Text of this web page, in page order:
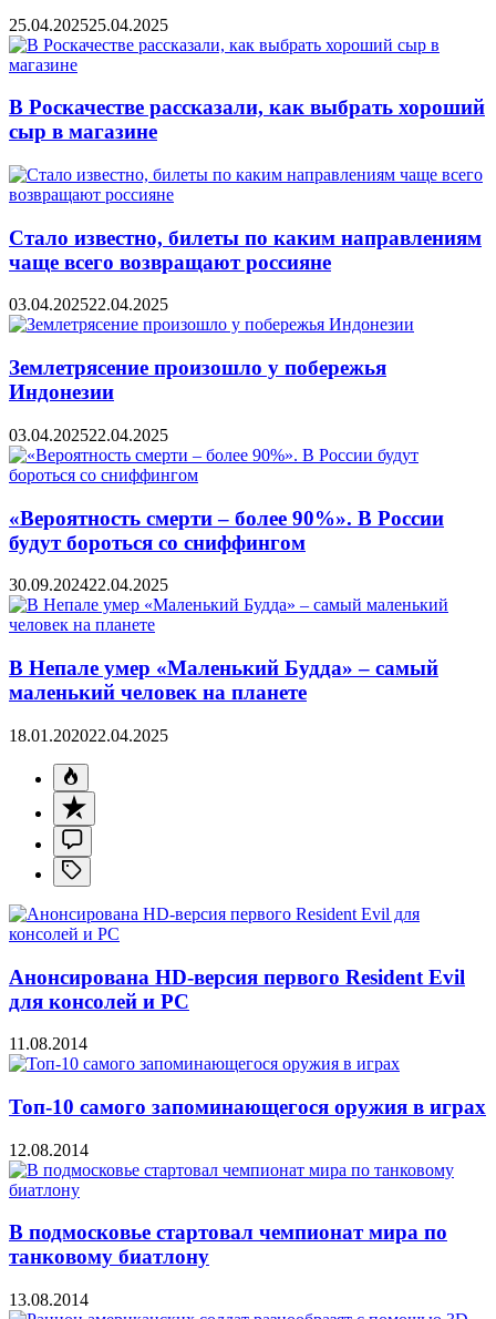
25.04.202525.04.2025
В Роскачестве рассказали, как выбрать хороший
сыр в магазине
Стало известно, билеты по каким направлениям
чаще всего возвращают россияне
03.04.202522.04.2025
Землетрясение произошло у побережья
Индонезии
03.04.202522.04.2025
«Вероятность смерти – более 90%». В России
будут бороться со сниффингом
30.09.202422.04.2025
В Непале умер «Маленький Будда» – самый
маленький человек на планете
18.01.202022.04.2025
Анонсирована HD-версия первого Resident Evil
для консолей и PC
11.08.2014
Топ-10 самого запоминающегося оружия в играх
12.08.2014
В подмосковье стартовал чемпионат мира по
танковому биатлону
13.08.2014